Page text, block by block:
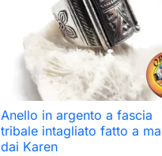
 Anteprima
Anello in argento a fascia
tribale intagliato fatto a
dai Karen